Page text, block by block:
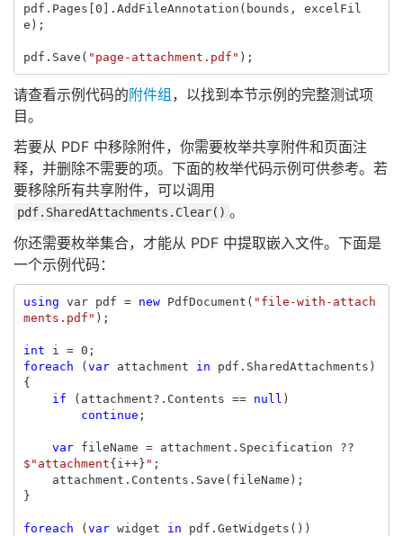
pdf . Pages 0 ]. AddFileAnnotation ( bounds ,
excelFil
e );
pdf . Save ( "page-attachment.pdf" );
请查看示例代码的附件组 ，以找到本节示例的完整测试项
目。
若要从 PDF 中移除附件，你需要枚举共享附件和页面注
释，并删除不需要的项。下面的枚举代码示例可供参考。若
要移除所有共享附件，可以调用
pdf.SharedAttachments.Clear() 。
你还需要枚举集合，才能从 PDF 中提取嵌入文件。下面是
一个示例代码：
using var pdf = new PdfDocument ( "file-with-attach
ments.pdf" );
int i = 0 ;
foreach
( var attachment in pdf . SharedAttachments )
{
if
( attachment?. Contents == null )
continue ;
var fileName = attachment . Specification
??
$"attachment{ i ++} " ;
attachment . Contents . Save ( fileName );
}
foreach ( var widget in pdf . GetWidgets ())